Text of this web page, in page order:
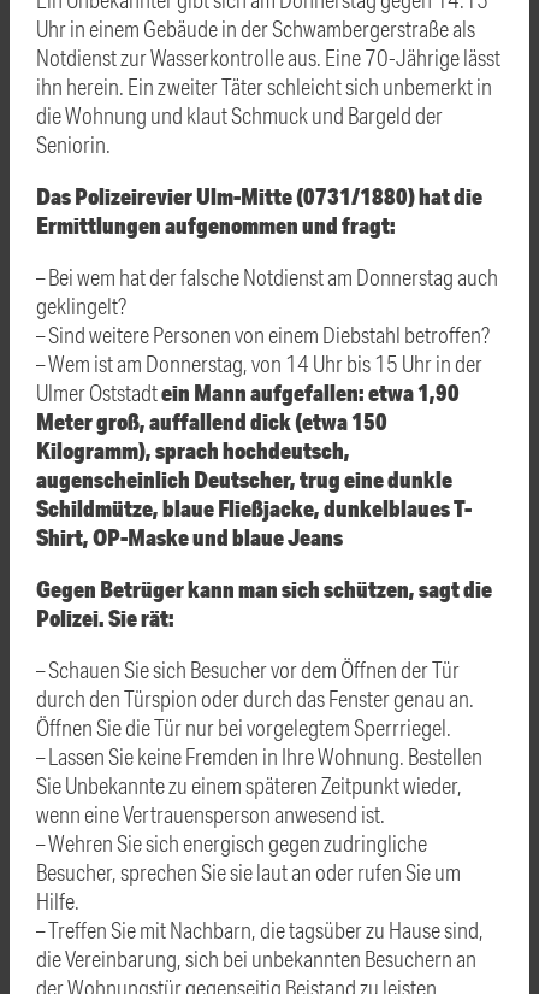
Uhr in einem Gebäude in der Schwambergerstraße als
Notdienst zur Wasserkontrolle aus. Eine 70-Jährige lässt
ihn herein. Ein zweiter Täter schleicht sich unbemerkt in
die Wohnung und klaut Schmuck und Bargeld der
Seniorin.
Das Polizeirevier Ulm-Mitte (0731/1880) hat die
Ermittlungen aufgenommen und fragt:
– Bei wem hat der falsche Notdienst am Donnerstag auch
geklingelt?
– Sind weitere Personen von einem Diebstahl betroffen?
– Wem ist am Donnerstag, von 14 Uhr bis 15 Uhr in der
Ulmer Oststadtein Mann aufgefallen: etwa 1,90
Meter groß, auffallend dick (etwa 150
Kilogramm), sprach hochdeutsch,
augenscheinlich Deutscher, trug eine dunkle
Schildmütze, blaue Fließjacke, dunkelblaues T-
Shirt, OP-Maske und blaue Jeans
Gegen Betrüger kann man sich schützen, sagt die
Polizei. Sie rät:
– Schauen Sie sich Besucher vor dem Öffnen der Tür
durch den Türspion oder durch das Fenster genau an.
Öffnen Sie die Tür nur bei vorgelegtem Sperrriegel.
– Lassen Sie keine Fremden in Ihre Wohnung. Bestellen
Sie Unbekannte zu einem späteren Zeitpunkt wieder,
wenn eine Vertrauensperson anwesend ist.
– Wehren Sie sich energisch gegen zudringliche
Besucher, sprechen Sie sie laut an oder rufen Sie um
Hilfe.
– Treffen Sie mit Nachbarn, die tagsüber zu Hause sind,
die Vereinbarung, sich bei unbekannten Besuchern an
der Wohnungstür gegenseitig Beistand zu leisten.